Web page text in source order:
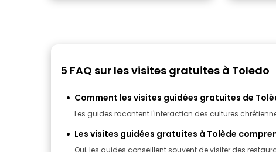
5 FAQ sur les visites gratuites à Toledo
Comment les visites guidées gratuites de
Les guides racontent l'interaction des cultures
Les visites guidées gratuites à Tolède
Oui, les guides conseillent souvent de visiter des